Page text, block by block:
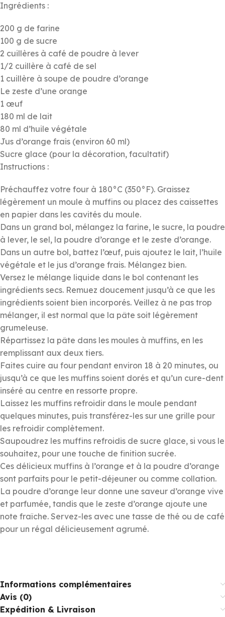
Ingrédients :
200 g de farine
100 g de sucre
2 cuillères à café de poudre à lever
1/2 cuillère à café de sel
1 cuillère à soupe de poudre d’orange
Le zeste d’une orange
1 œuf
180 ml de lait
80 ml d’huile végétale
Jus d’orange frais (environ 60 ml)
Sucre glace (pour la décoration, facultatif)
Instructions :
Préchauffez votre four à 180°C (350°F). Graissez
légèrement un moule à muffins ou placez des caissettes
en papier dans les cavités du moule.
Dans un grand bol, mélangez la farine, le sucre, la poudre
à lever, le sel, la poudre d’orange et le zeste d’orange.
Dans un autre bol, battez l’œuf, puis ajoutez le lait, l’huile
végétale et le jus d’orange frais. Mélangez bien.
Versez le mélange liquide dans le bol contenant les
ingrédients secs. Remuez doucement jusqu’à ce que les
ingrédients soient bien incorporés. Veillez à ne pas trop
mélanger, il est normal que la pâte soit légèrement
grumeleuse.
Répartissez la pâte dans les moules à muffins, en les
remplissant aux deux tiers.
Faites cuire au four pendant environ 18 à 20 minutes, ou
jusqu’à ce que les muffins soient dorés et qu’un cure-dent
inséré au centre en ressorte propre.
Laissez les muffins refroidir dans le moule pendant
quelques minutes, puis transférez-les sur une grille pour
les refroidir complètement.
Saupoudrez les muffins refroidis de sucre glace, si vous le
souhaitez, pour une touche de finition sucrée.
Ces délicieux muffins à l’orange et à la poudre d’orange
sont parfaits pour le petit-déjeuner ou comme collation.
La poudre d’orange leur donne une saveur d’orange vive
et parfumée, tandis que le zeste d’orange ajoute une
note fraîche. Servez-les avec une tasse de thé ou de café
pour un régal délicieusement agrumé.
Informations complémentaires
Avis (0)
Expédition & Livraison